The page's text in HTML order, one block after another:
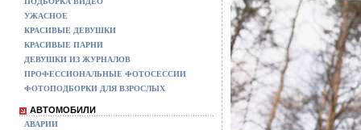
УЖАСНОЕ
КРАСИВЫЕ ДЕВУШКИ
КРАСИВЫЕ ПАРНИ
ДЕВУШКИ ИЗ ЖУРНАЛОВ
ПРОФЕССИОНАЛЬНЫЕ ФОТОСЕССИИ
ФОТОПОДБОРКИ ДЛЯ ВЗРОСЛЫХ
АВТОМОБИЛИ
АВАРИИ